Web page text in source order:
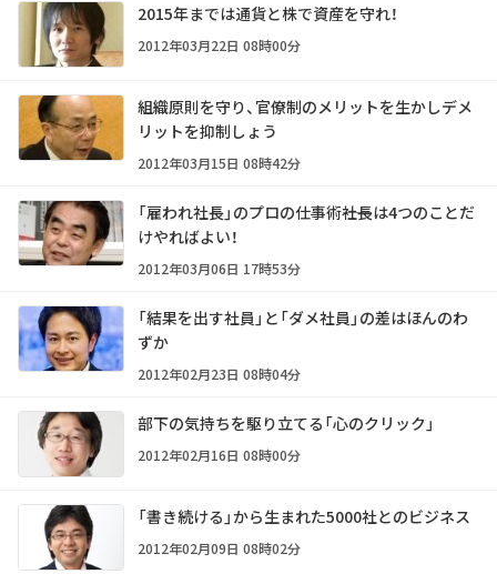
2015年までは通貨と株で資産を守れ！
2012年03月22日 08時00分
組織原則を守り、官僚制のメリットを生かしデメ
リットを抑制しょう
2012年03月15日 08時42分
「雇われ社長」のプロの仕事術――社長は4つのことだ
けやればよい！
2012年03月06日 17時53分
「結果を出す社員」と「ダメ社員」の差はほんのわ
ずか
2012年02月23日 08時04分
部下の気持ちを駆り立てる「心のクリック」
2012年02月16日 08時00分
「書き続ける」から生まれた5000社とのビジネス
2012年02月09日 08時02分